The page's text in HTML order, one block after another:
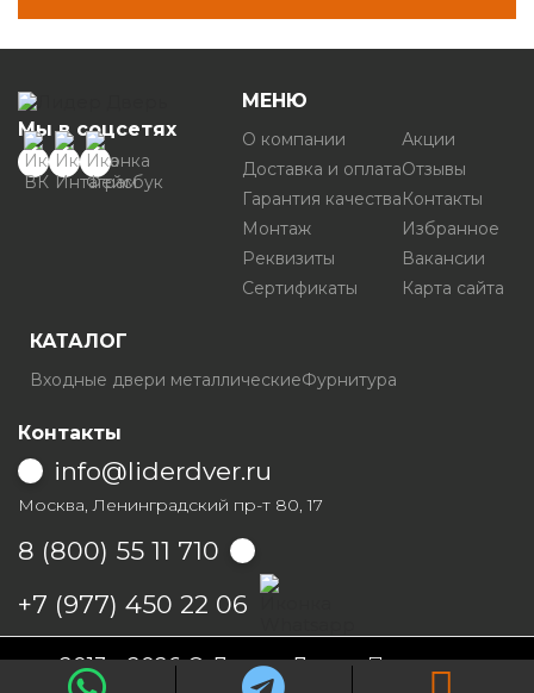
Мы в соцсетях
МЕНЮ
О компании
Доставка и оплата
Гарантия качества
Монтаж
Реквизиты
Сертификаты
Акции
Отзывы
Контакты
Избранное
Вакансии
Карта сайта
КАТАЛОГ
Входные двери металлическиеФурнитура
Контакты
info@liderdver.ru
Москва, Ленинградский пр-т 80, 17
8 (800) 55 11 710
+7 (977) 450 22 06
Написать на Whatsapp
2013 - 2026 © Лидер ДверьПолитика
конфиденциальности